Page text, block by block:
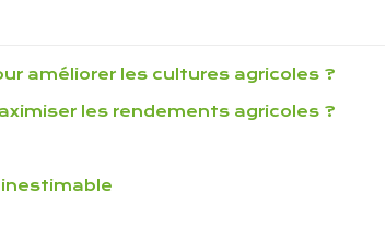
améliorer les cultures agricoles ?
les rendements agricoles ?